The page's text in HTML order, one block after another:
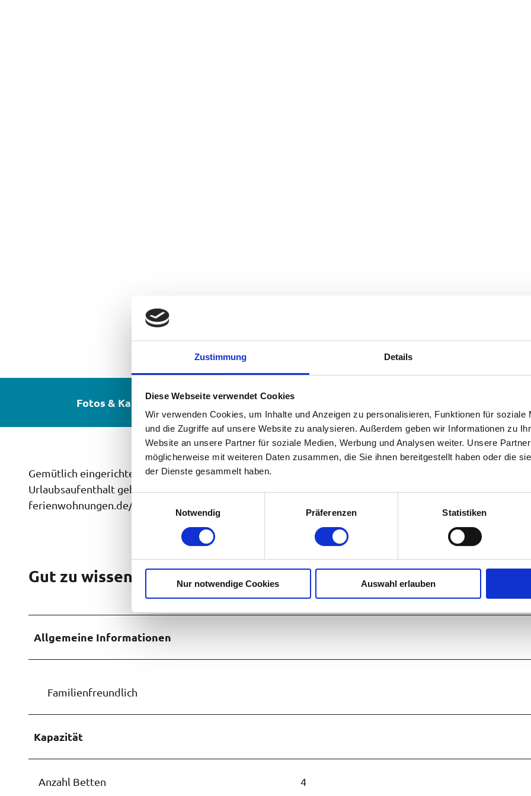
Zustimmung Details
Diese Webseite verwendet Cookies
Wir verwenden Cookies, um Inhalte und Anzeigen zu personalisieren, Funktionen für soziale
und die Zugriffe auf unsere Website zu analysieren. Außerdem geben wir Informationen zu
Website an unsere Partner für soziale Medien, Werbung und Analysen weiter. Unsere
möglicherweise mit weiteren Daten zusammen, die Sie ihnen bereitgestellt haben oder die
der Dienste gesammelt haben.
l
g
n
u
s
Notwendig Präferenzen Statistiken
Nur notwendige Cookies Auswahl erlauben
Fotos & Karte Beschreibung
Gemütlich eingerichtete Ferienwohnungen, ausgestattet mit allem, was zu einem angenehmen
Urlaubsaufenthalt gehört. Nähere Informationen finden Sie unter: Ferienwohnung Fricken: https://
ferienwohnungen.de/138945/ Ferienwohnung Kramer: https://www.traum-ferienwohnungen.de/140322/
Gut zu wissen
Allgemeine Informationen
Familienfreundlich
Kapazität
Anzahl Betten 4